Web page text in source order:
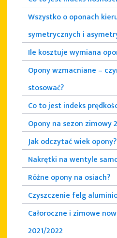
Wszystko o oponach
symetrycznych i
Ile kosztuje wymiana
Opony wzmacniane –
stosować?
Co to jest indeks
Opony na sezon zimowy
Jak odczytać wiek opony?
Nakrętki na wentyle
Różne opony na osiach?
Czyszczenie felg
Całoroczne i zimowe
2021/2022